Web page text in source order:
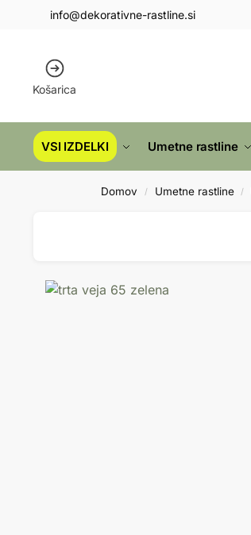
info@dekorativne-rastline.si
Košarica
VSI IZDELKI Umetne rastline
Domov / Umetne rastline /